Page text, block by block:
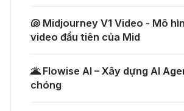
04 Thg 07 2026
Plus miễn phí
🌟 Augment AI Agent -
🐚 Midjourney V1 Video - Mô
video đầu tiên của Mid
🌋 Flowise AI – Xây dựng AI
chóng